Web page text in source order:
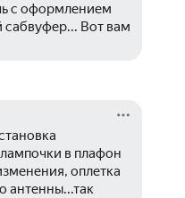
с оформлением
сабвуфер... Вот вам
в плафон
оплетка
антенны...так